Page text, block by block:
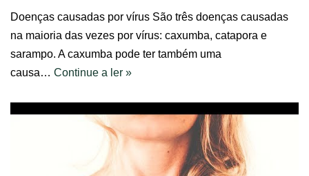
Doenças causadas por vírus São três doenças causadas
na maioria das vezes por vírus: caxumba, catapora e
sarampo. A caxumba pode ter também uma
causa… Continue a ler »